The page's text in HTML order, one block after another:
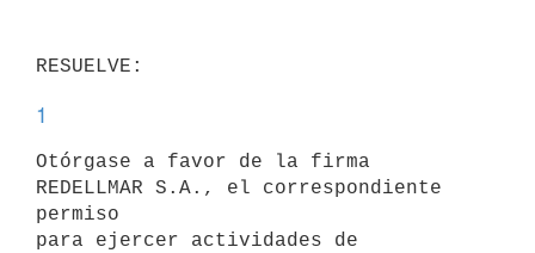
1
Otórgase a favor de la firma
REDELLMAR S.A., el correspondiente
permiso
para ejercer actividades de